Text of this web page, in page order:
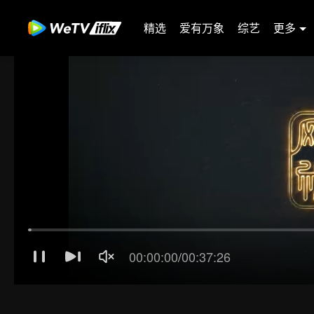
精选 爱有万象 综艺 更多